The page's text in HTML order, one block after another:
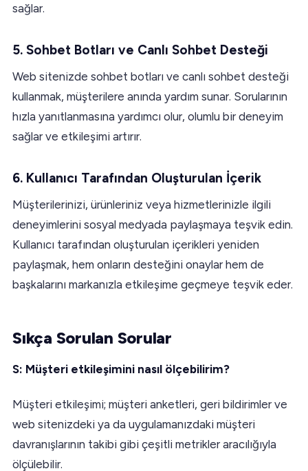
sağlar.
5. Sohbet Botları ve Canlı Sohbet Desteği
Web sitenizde sohbet botları ve canlı sohbet desteği
kullanmak, müşterilere anında yardım sunar. Sorularının
hızla yanıtlanmasına yardımcı olur, olumlu bir deneyim
sağlar ve etkileşimi artırır.
6. Kullanıcı Tarafından Oluşturulan İçerik
Müşterilerinizi, ürünleriniz veya hizmetlerinizle ilgili
deneyimlerini sosyal medyada paylaşmaya teşvik edin.
Kullanıcı tarafından oluşturulan içerikleri yeniden
paylaşmak, hem onların desteğini onaylar hem de
başkalarını markanızla etkileşime geçmeye teşvik eder.
Sıkça Sorulan Sorular
S: Müşteri etkileşimini nasıl ölçebilirim?
Müşteri etkileşimi; müşteri anketleri, geri bildirimler ve
web sitenizdeki ya da uygulamanızdaki müşteri
davranışlarının takibi gibi çeşitli metrikler aracılığıyla
ölçülebilir.